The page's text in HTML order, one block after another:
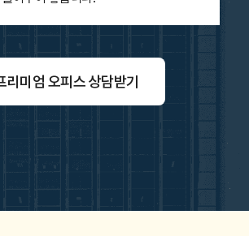
리미엄 오피스 상담받기